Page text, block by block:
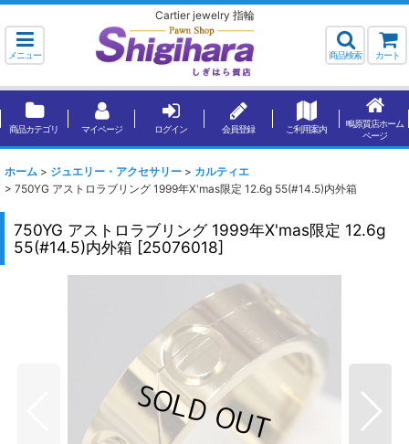
Cartier jewelry 指輪
メニュー 商品検索 カート
商品カテゴリ マイページ ログイン 会員登録 ご利用案内
鴫原質店ホーム
ページ
ホーム > ジュエリー・アクセサリー > カルティエ
> 750YG アストロラブリング 1999年X'mas限定 12.6g 55(#14.5)内外箱
750YG アストロラブリング 1999年X'mas限定 12.6g
55(#14.5)内外箱 [25076018]